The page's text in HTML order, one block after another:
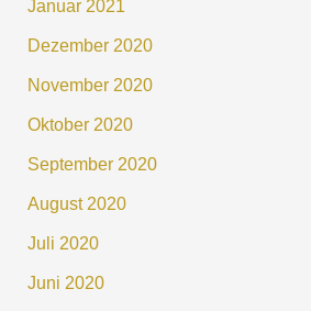
Januar 2021
Dezember 2020
November 2020
Oktober 2020
September 2020
August 2020
Juli 2020
Juni 2020